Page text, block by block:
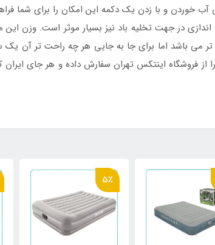
آب خوردن و با زدن یک دکمه این امکان را برای شما
می باشد اما برای جا به جایی هر چه راحت تر آن
از فروشگاه اینتکس تهران سفارش داده و هر جای
5٪